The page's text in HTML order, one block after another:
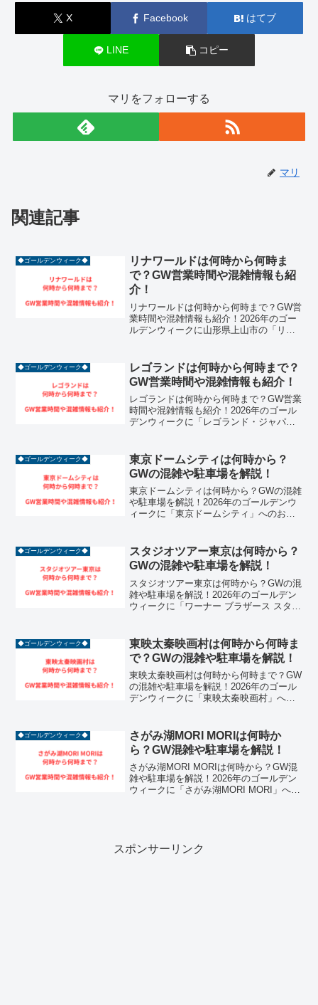
X Facebook はてブ
LINE コピー
マリをフォローする
マリ
関連記事
◆ゴールデンウィーク◆
リナワールドは何時から何時ま
で？GW営業時間や混雑情報も紹
介！
リナワールドは何時から何時まで？GW営
業時間や混雑情報も紹介！2026年のゴー
ルデンウィークに山形県上山市の「リナ
て知られるリナワールドは、ハローキテ
ィをはじめとするサ...
◆ゴールデンウィーク◆
レゴランドは何時から何時まで？
GW営業時間や混雑情報も紹介！
レゴランドは何時から何時まで？GW営業
時間や混雑情報も紹介！2026年のゴール
デンウィークに「レゴランド・ジャパ
城ふ頭にあるこのパークは、レゴブロッ
クの世界に飛び込める...
◆ゴールデンウィーク◆
東京ドームシティは何時から？
GWの混雑や駐車場を解説！
東京ドームシティは何時から？GWの混雑
や駐車場を解説！2026年のゴールデンウ
ィークに「東京ドームシティ」へのお出
グ、温泉まで楽しめるこのエリアは、連
休中に凄まじい賑わ...
◆ゴールデンウィーク◆
スタジオツアー東京は何時から？
GWの混雑や駐車場を解説！
スタジオツアー東京は何時から？GWの混
雑や駐車場を解説！2026年のゴールデン
ウィークに「ワーナー ブラザース スタジ
る方は必見です！としまえん跡地に誕生
したこの施...
◆ゴールデンウィーク◆
東映太秦映画村は何時から何時ま
で？GWの混雑や駐車場を解説！
東映太秦映画村は何時から何時まで？GW
の混雑や駐車場を解説！2026年のゴール
デンウィークに「東映太秦映画村」への
ークは、時代劇の世界にタイムスリップ
したような体験がで...
◆ゴールデンウィーク◆
さがみ湖MORI MORIは何時か
ら？GW混雑や駐車場を解説！
さがみ湖MORI MORIは何時から？GW混
雑や駐車場を解説！2026年のゴールデン
ウィークに「さがみ湖MORI MORI」への
スポンサーリンク